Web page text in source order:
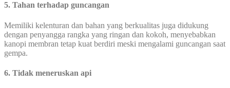
5. Tahan terhadap guncangan
Memiliki kelenturan dan bahan yang berkualitas juga didukung
dengan penyangga rangka yang ringan dan kokoh, menyebabkan
kanopi membran tetap kuat berdiri meski mengalami guncangan saat
gempa.
6. Tidak meneruskan api